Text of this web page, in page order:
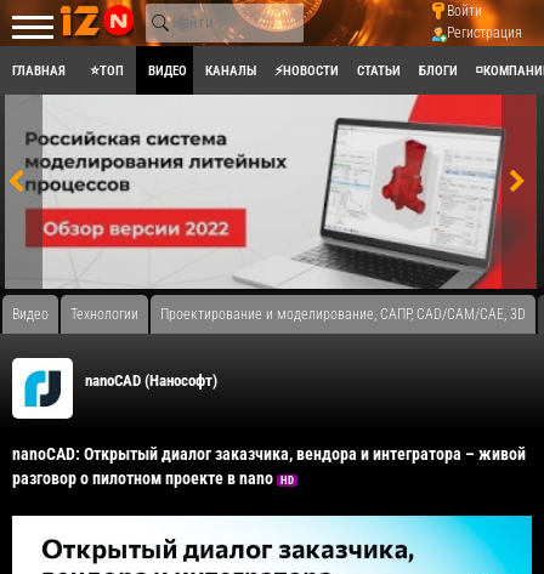
Войти
Регистрация
ГЛАВНАЯ ⭐ТОП ВИДЕО КАНАЛЫ ⚡НОВОСТИ СТАТЬИ БЛОГИ
Видео Технологии Проектирование и моделирование, САПР, CAD/CAM/CAE, 3D
nanoCAD (Нанософт)
nanoCAD: Открытый диалог заказчика, вендора и интегратора – живой
разговор о пилотном проекте в nano
HD